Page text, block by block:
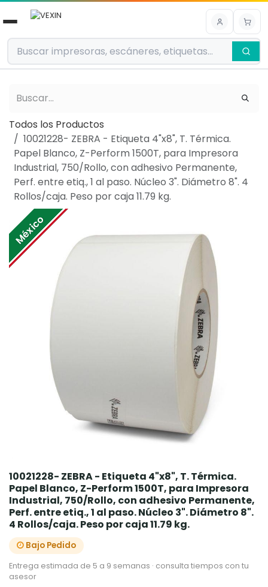
Ir al contenido
Todos los Productos
10021228- ZEBRA - Etiqueta 4"x8", T. Térmica.
Papel Blanco, Z-Perform 1500T, para Impresora
Industrial, 750/Rollo, con adhesivo Permanente,
Perf. entre etiq., 1 al paso. Núcleo 3". Diámetro 8". 4
Rollos/caja. Peso por caja 11.79 kg.
México
10021228- ZEBRA - Etiqueta 4"x8", T. Térmica.
Papel Blanco, Z-Perform 1500T, para Impresora
Industrial, 750/Rollo, con adhesivo Permanente,
Perf. entre etiq., 1 al paso. Núcleo 3". Diámetro 8".
4 Rollos/caja. Peso por caja 11.79 kg.
Bajo Pedido
Entrega estimada de 5 a 9 semanas · consulta tiempos con tu
asesor